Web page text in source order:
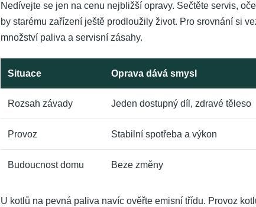
Nedívejte se jen na cenu nejbližší opravy. Sečtěte servis,
by starému zařízení ještě prodloužily život. Pro srovnání si
množství paliva a servisní zásahy.
Situace Oprava dává smysl
Rozsah závady Jeden dostupný díl, zdravé těleso
Provoz Stabilní spotřeba a výkon
Budoucnost domu Beze změny
U kotlů na pevná paliva navíc ověřte emisní třídu. Provoz